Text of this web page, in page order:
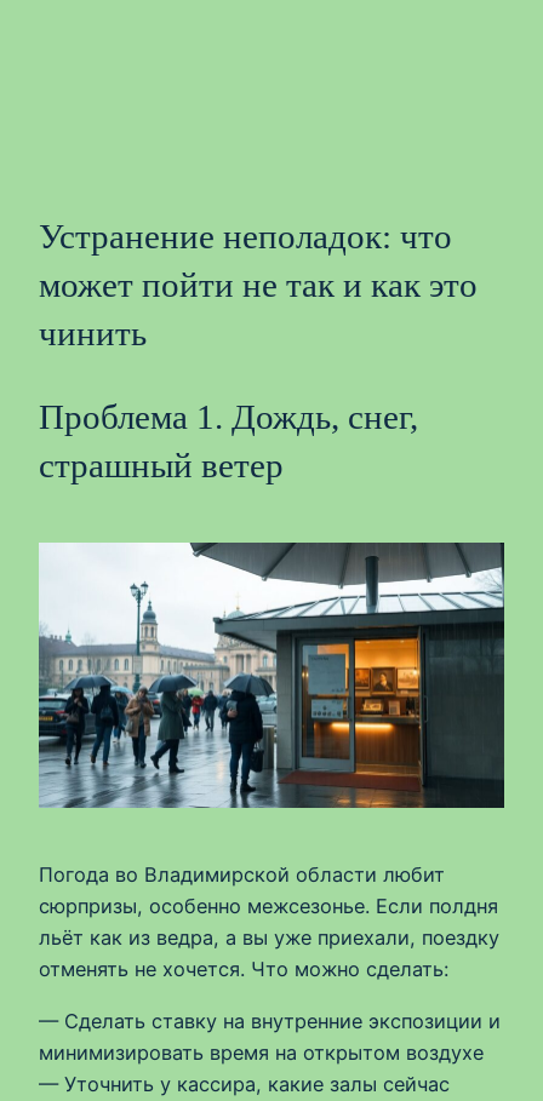
Устранение неполадок: что
может пойти не так и как это
чинить
Проблема 1. Дождь, снег,
страшный ветер
Погода во Владимирской области любит
сюрпризы, особенно межсезонье. Если полдня
льёт как из ведра, а вы уже приехали, поездку
отменять не хочется. Что можно сделать:
— Сделать ставку на внутренние экспозиции и
минимизировать время на открытом воздухе
— Уточнить у кассира, какие залы сейчас